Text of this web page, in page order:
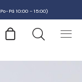
Pá 10:00 – 15:00)